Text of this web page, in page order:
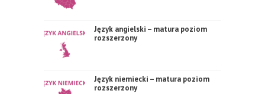
Język angielski – matura poziom
rozszerzony
Język niemiecki – matura poziom
rozszerzony